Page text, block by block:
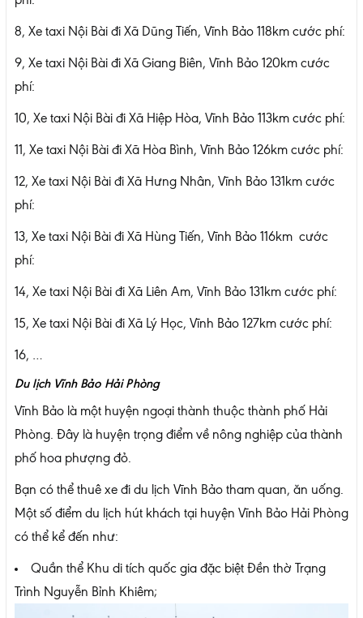
8, Xe taxi Nội Bài đi Xã Dũng Tiến, Vĩnh Bảo 118km cước phí:
9, Xe taxi Nội Bài đi Xã Giang Biên, Vĩnh Bảo 120km cước
phí:
10, Xe taxi Nội Bài đi Xã Hiệp Hòa, Vĩnh Bảo 113km cước phí:
11, Xe taxi Nội Bài đi Xã Hòa Bình, Vĩnh Bảo 126km cước phí:
12, Xe taxi Nội Bài đi Xã Hưng Nhân, Vĩnh Bảo 131km cước
phí:
13, Xe taxi Nội Bài đi Xã Hùng Tiến, Vĩnh Bảo 116km cước
phí:
14, Xe taxi Nội Bài đi Xã Liên Am, Vĩnh Bảo 131km cước phí:
15, Xe taxi Nội Bài đi Xã Lý Học, Vĩnh Bảo 127km cước phí:
16, …
Du lịch Vĩnh Bảo Hải Phòng
Vĩnh Bảo là một huyện ngoại thành thuộc thành phố Hải
Phòng. Đây là huyện trọng điểm về nông nghiệp của thành
phố hoa phượng đỏ.
Bạn có thể thuê xe đi du lịch Vĩnh Bảo tham quan, ăn uống.
Một số điểm du lịch hút khách tại huyện Vĩnh Bảo Hải Phòng
có thể kể đến như:
Quần thể Khu di tích quốc gia đặc biệt Đền thờ Trạng
Trình Nguyễn Bỉnh Khiêm;